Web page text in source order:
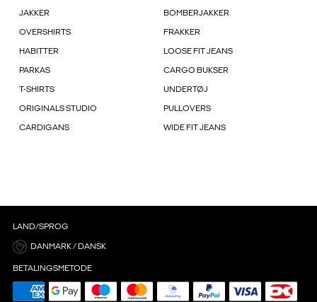
JAKKER BOMBERJAKKER
OVERSHIRTS FRAKKER
HABITTER LOOSE FIT JEANS
PARKAS CARGO BUKSER
T-SHIRTS UNDERTØJ
ORIGINALS STUDIO PULLOVERS
CARDIGANS WIDE FIT JEANS
LAND/SPROG
DANMARK / DANSK
BETALINGSMETODE